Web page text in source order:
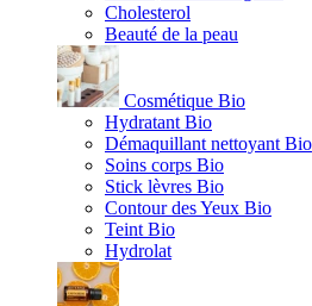
Cholesterol
Beauté de la peau
Cosmétique Bio
Hydratant Bio
Démaquillant nettoyant Bio
Soins corps Bio
Stick lèvres Bio
Contour des Yeux Bio
Teint Bio
Hydrolat